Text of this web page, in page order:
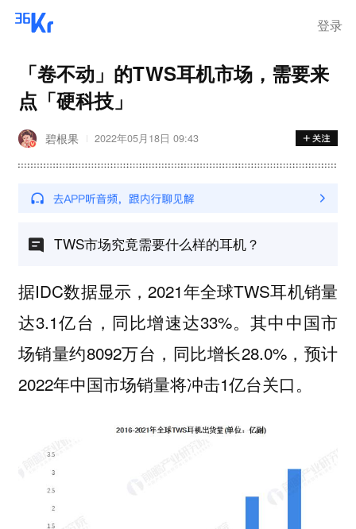
登录
「卷不动」的TWS耳机市场，需要来
点「硬科技」
碧根果 2022年05月18日 09:43
TWS市场究竟需要什么样的耳机？
据IDC数据显示，2021年全球TWS耳机销量
达3.1亿台，同比增速达33%。其中中国市
场销量约8092万台，同比增长28.0%，预计
2022年中国市场销量将冲击1亿台关口。